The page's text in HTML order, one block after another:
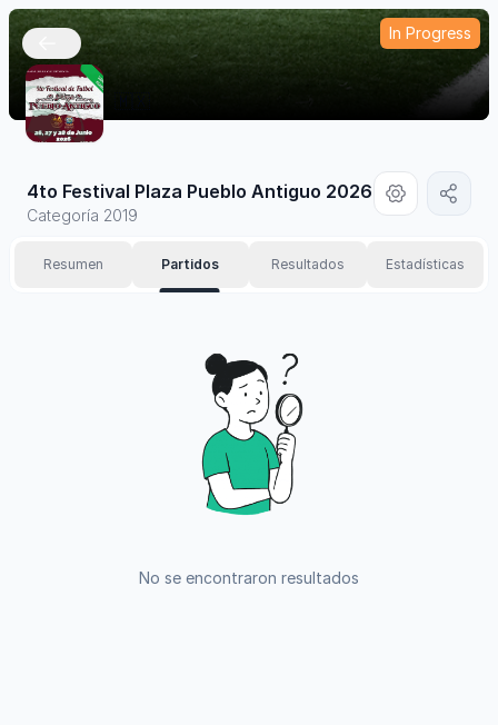
In Progress
4to Festival Plaza Pueblo Antiguo 2026
Categoría 2019
Resumen Partidos Resultados Estadísticas
No se encontraron resultados